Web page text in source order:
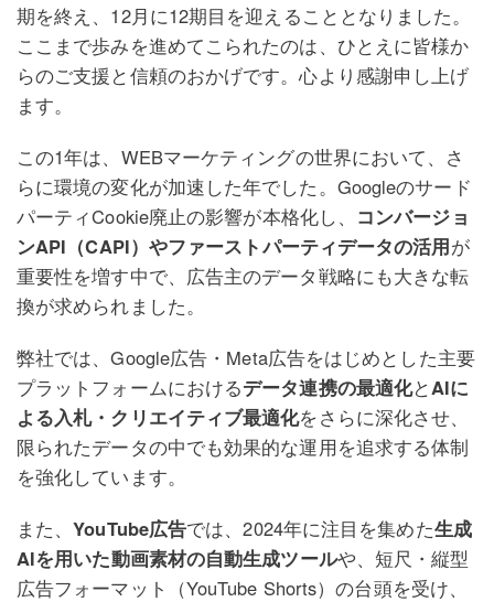
期を終え、12月に12期目を迎えることとなりました。
ここまで歩みを進めてこられたのは、ひとえに皆様か
らのご支援と信頼のおかげです。心より感謝申し上げ
ます。
この1年は、WEBマーケティングの世界において、さ
らに環境の変化が加速した年でした。Googleのサード
パーティCookie廃止の影響が本格化し、 コンバージョ
ンAPI（CAPI）やファーストパーティデータの活用が
重要性を増す中で、広告主のデータ戦略にも大きな転
換が求められました。
弊社では、Google広告・Meta広告をはじめとした主要
プラットフォームにおけるデータ連携の最適化とAIに
よる入札・クリエイティブ最適化をさらに深化させ、
限られたデータの中でも効果的な運用を追求する体制
を強化しています。
また、YouTube広告では、2024年に注目を集めた生成
AIを用いた動画素材の自動生成ツールや、短尺・縦型
広告フォーマット（YouTube Shorts）の台頭を受け、